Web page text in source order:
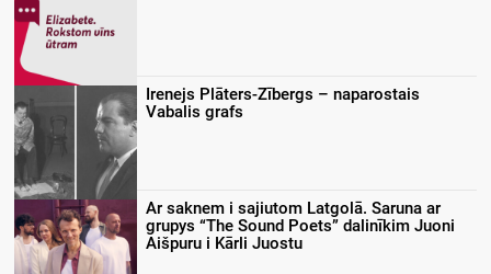
Irenejs Plāters-Zībergs – naparostais
Vabalis grafs
Ar saknem i sajiutom Latgolā. Saruna ar
grupys “The Sound Poets” dalinīkim Juoni
Aišpuru i Kārli Juostu